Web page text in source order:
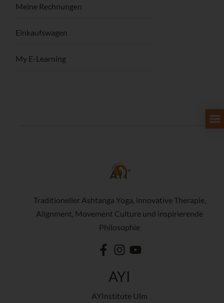
Meine Rechnungen
Einkaufswagen
My E-Learning
Traditioneller Ashtanga Yoga, innovative Therapie,
Alignment, Movement Culture und inspirierende
Philosophie
AYI
AYInstitute Ulm